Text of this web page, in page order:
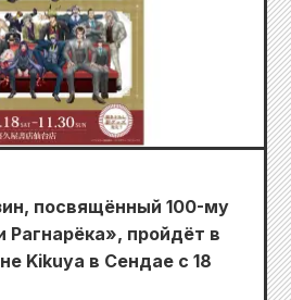
посвящённый 100-му
Рагнарёка», пройдёт в
Kikuya в Сендае с 18